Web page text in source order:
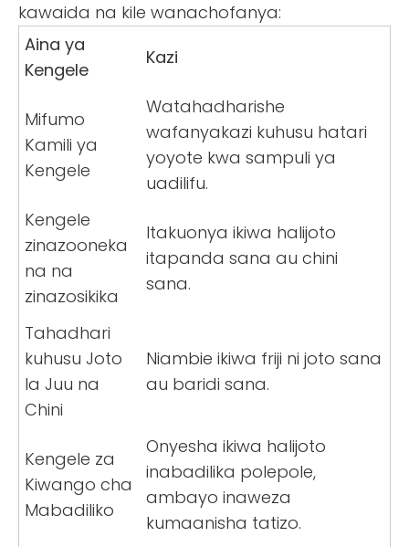
kawaida na kile wanachofanya:
Aina ya
Kengele
Kazi
Mifumo
Kamili ya
Kengele
Watahadharishe
wafanyakazi kuhusu hatari
yoyote kwa sampuli ya
uadilifu.
Kengele
zinazooneka
na na
zinazosikika
Itakuonya ikiwa halijoto
itapanda sana au chini
sana.
Tahadhari
kuhusu Joto
la Juu na
Chini
Niambie ikiwa friji ni joto sana
au baridi sana.
Kengele za
Kiwango cha
Mabadiliko
Onyesha ikiwa halijoto
inabadilika polepole,
ambayo inaweza
kumaanisha tatizo.